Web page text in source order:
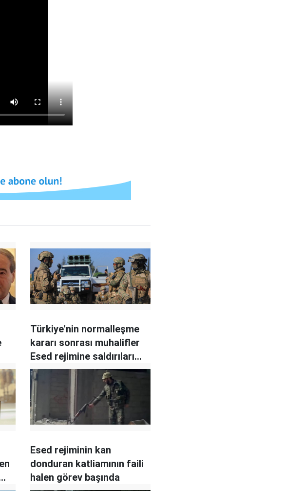
Türkiye'nin normalleşme
kararı sonrası muhalifler
Esed rejimine saldırıları
artırdı
Esed rejiminin kan
donduran katliamının faili
halen görev başında